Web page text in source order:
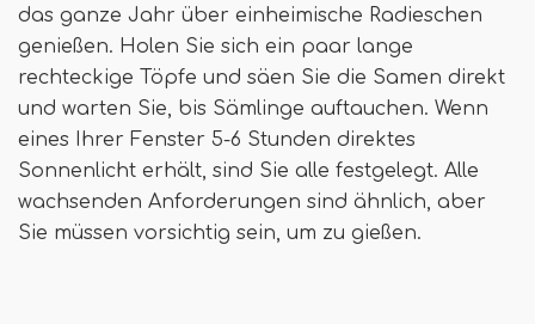
das ganze Jahr über einheimische Radieschen
genießen. Holen Sie sich ein paar lange
rechteckige Töpfe und säen Sie die Samen direkt
und warten Sie, bis Sämlinge auftauchen. Wenn
eines Ihrer Fenster 5-6 Stunden direktes
Sonnenlicht erhält, sind Sie alle festgelegt. Alle
wachsenden Anforderungen sind ähnlich, aber
Sie müssen vorsichtig sein, um zu gießen.